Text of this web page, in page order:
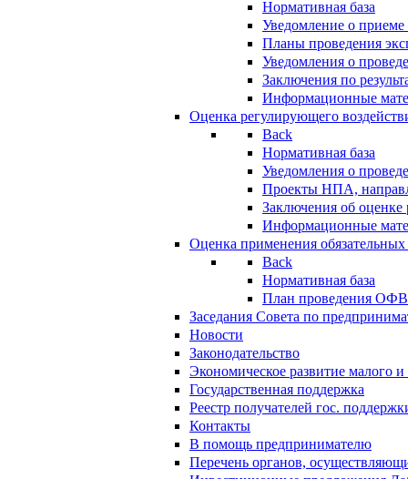
Нормативная база
Уведомление о
Планы проведения
Уведомления о
Заключения по
Информационные
Оценка регулирующего
Back
Нормативная база
Уведомления о
Проекты НПА,
Заключения об
Информационные
Оценка применения
Back
Нормативная база
План проведения
Заседания Совета по
Новости
Законодательство
Экономическое развитие малого и
Государственная поддержка
Реестр получателей гос.
Контакты
В помощь предпринимателю
Перечень органов,